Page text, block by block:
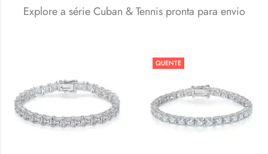
Explore a série Cuban & Tennis pronta para envio
QUENTE